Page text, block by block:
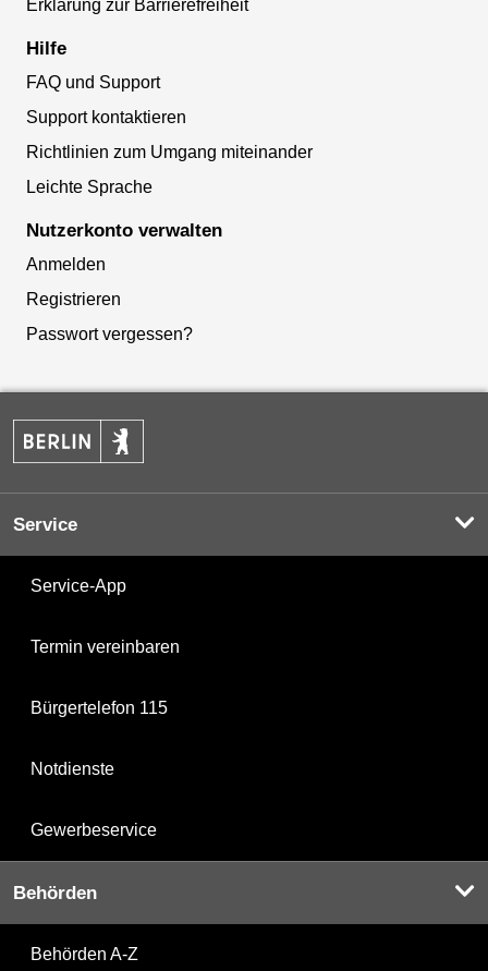
Erklärung zur Barrierefreiheit
Hilfe
FAQ und Support
Support kontaktieren
Richtlinien zum Umgang miteinander
Leichte Sprache
Nutzerkonto verwalten
Anmelden
Registrieren
Passwort vergessen?
Service
Service-App
Termin vereinbaren
Bürgertelefon 115
Notdienste
Gewerbeservice
Behörden
Behörden A-Z